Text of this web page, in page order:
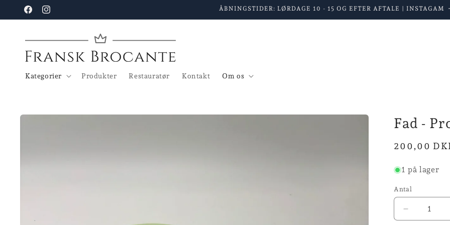
Gå til
indhold
FacebookInstagram
ÅBNINGSTIDER: LØRDAGE 10 - 15 OG EFTER AFTALE | INSTAGAM
Kategorier Produkter Restauratør Kontakt Om os
Fad -
Normalpris
200,00
1 på lager
Antal
Reducer